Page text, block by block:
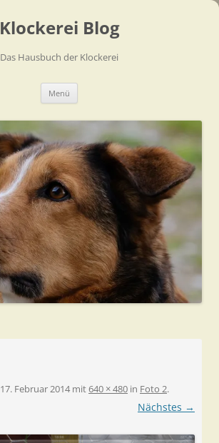
Klockerei Blog
Das Hausbuch der Klockerei
Menü
17. Februar 2014 mit640 × 480 in Foto 2.
Nächstes →